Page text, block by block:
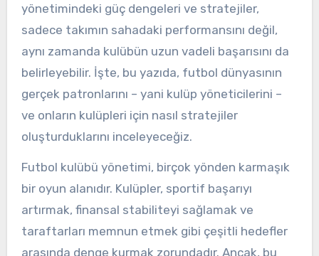
yönetimindeki güç dengeleri ve stratejiler,
sadece takımın sahadaki performansını değil,
aynı zamanda kulübün uzun vadeli başarısını da
belirleyebilir. İşte, bu yazıda, futbol dünyasının
gerçek patronlarını – yani kulüp yöneticilerini –
ve onların kulüpleri için nasıl stratejiler
oluşturduklarını inceleyeceğiz.
Futbol kulübü yönetimi, birçok yönden karmaşık
bir oyun alanıdır. Kulüpler, sportif başarıyı
artırmak, finansal stabiliteyi sağlamak ve
taraftarları memnun etmek gibi çeşitli hedefler
arasında denge kurmak zorundadır. Ancak, bu